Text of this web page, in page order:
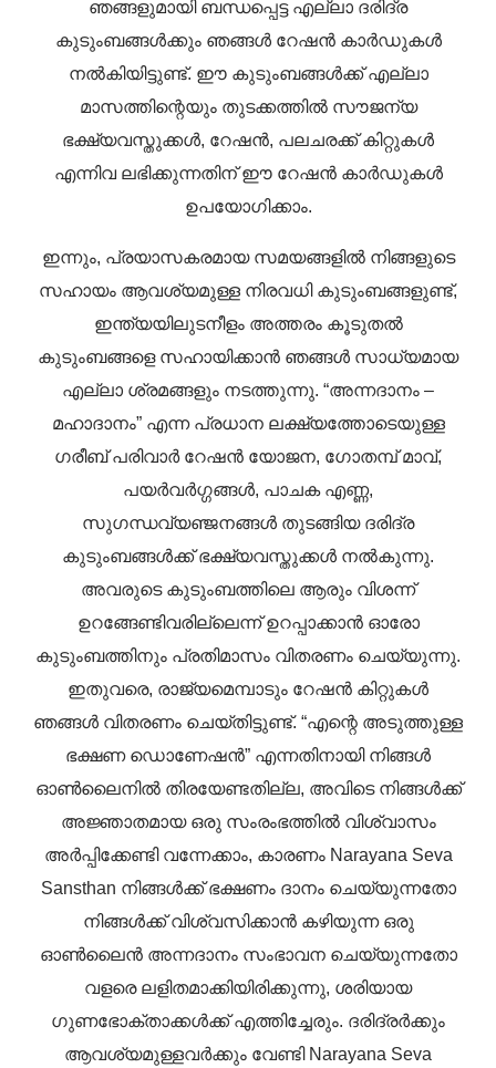
ഞങ്ങളുമായി ബന്ധപ്പെട്ട എല്ലാ ദരിദ്ര
കുടുംബങ്ങൾക്കും ഞങ്ങൾ റേഷൻ കാർഡുകൾ
നൽകിയിട്ടുണ്ട്. ഈ കുടുംബങ്ങൾക്ക് എല്ലാ
മാസത്തിന്റെയും തുടക്കത്തിൽ സൗജന്യ
ഭക്ഷ്യവസ്തുക്കൾ, റേഷൻ, പലചരക്ക് കിറ്റുകൾ
എന്നിവ ലഭിക്കുന്നതിന് ഈ റേഷൻ കാർഡുകൾ
ഉപയോഗിക്കാം.
ഇന്നും, പ്രയാസകരമായ സമയങ്ങളിൽ നിങ്ങളുടെ
സഹായം ആവശ്യമുള്ള നിരവധി കുടുംബങ്ങളുണ്ട്,
ഇന്ത്യയിലുടനീളം അത്തരം കൂടുതൽ
കുടുംബങ്ങളെ സഹായിക്കാൻ ഞങ്ങൾ സാധ്യമായ
എല്ലാ ശ്രമങ്ങളും നടത്തുന്നു. “അന്നദാനം –
മഹാദാനം” എന്ന പ്രധാന ലക്ഷ്യത്തോടെയുള്ള
ഗരീബ് പരിവാർ റേഷൻ യോജന, ഗോതമ്പ് മാവ്,
പയർവർഗ്ഗങ്ങൾ, പാചക എണ്ണ,
സുഗന്ധവ്യഞ്ജനങ്ങൾ തുടങ്ങിയ ദരിദ്ര
കുടുംബങ്ങൾക്ക് ഭക്ഷ്യവസ്തുക്കൾ നൽകുന്നു.
അവരുടെ കുടുംബത്തിലെ ആരും വിശന്ന്
ഉറങ്ങേണ്ടിവരില്ലെന്ന് ഉറപ്പാക്കാൻ ഓരോ
കുടുംബത്തിനും പ്രതിമാസം വിതരണം ചെയ്യുന്നു.
ഇതുവരെ, രാജ്യമെമ്പാടും റേഷൻ കിറ്റുകൾ
ഞങ്ങൾ വിതരണം ചെയ്തിട്ടുണ്ട്. “എന്റെ അടുത്തുള്ള
ഭക്ഷണ ഡൊണേഷൻ” എന്നതിനായി നിങ്ങൾ
ഓൺലൈനിൽ തിരയേണ്ടതില്ല, അവിടെ നിങ്ങൾക്ക്
അജ്ഞാതമായ ഒരു സംരംഭത്തിൽ വിശ്വാസം
അർപ്പിക്കേണ്ടി വന്നേക്കാം, കാരണം Narayana Seva
Sansthan നിങ്ങൾക്ക് ഭക്ഷണം ദാനം ചെയ്യുന്നതോ
നിങ്ങൾക്ക് വിശ്വസിക്കാൻ കഴിയുന്ന ഒരു
ഓൺലൈൻ അന്നദാനം സംഭാവന ചെയ്യുന്നതോ
വളരെ ലളിതമാക്കിയിരിക്കുന്നു, ശരിയായ
ഗുണഭോക്താക്കൾക്ക് എത്തിച്ചേരും. ദരിദ്രർക്കും
ആവശ്യമുള്ളവർക്കും വേണ്ടി Narayana Seva